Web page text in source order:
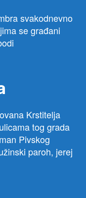
svakodnevno
se građani
Krstitelja
tog grada
Pivskog
paroh, jerej